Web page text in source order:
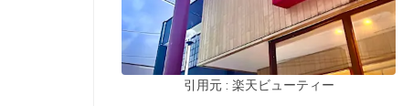
引用元 : 楽天ビューティー